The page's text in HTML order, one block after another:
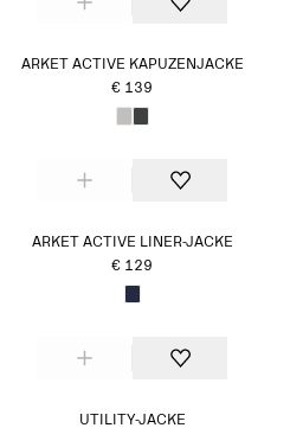
ARKET ACTIVE KAPUZENJACKE
€ 139
ARKET ACTIVE LINER-JACKE
€ 129
UTILITY-JACKE